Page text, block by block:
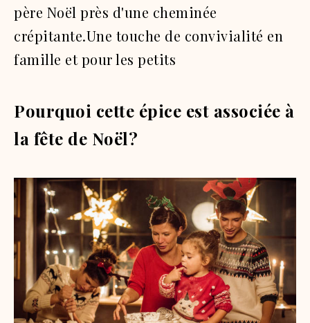
père Noël près d'une cheminée
crépitante.Une touche de convivialité en
famille et pour les petits
Pourquoi cette épice est associée à
la fête de Noël?